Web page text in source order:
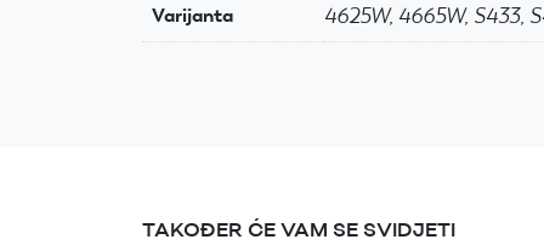
Varijanta 4625W, 4665W, S433,
TAKOĐER ĆE VAM SE SVIDJETI